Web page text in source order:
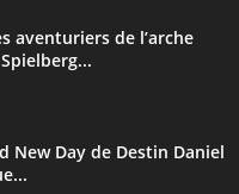
aventuriers de l’arche
New Day de Destin Daniel